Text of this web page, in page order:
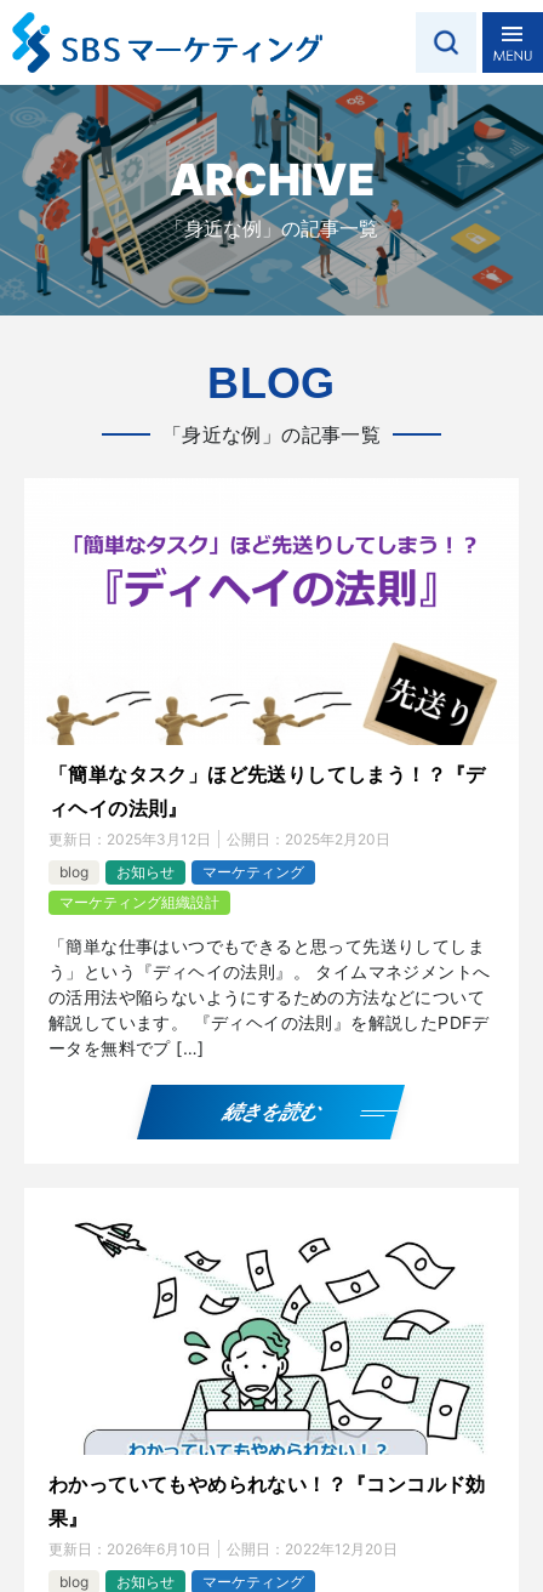
ARCHIVE
「身近な例」の記事一覧
BLOG
「身近な例」の記事一覧
「簡単なタスク」ほど先送りしてしまう！？『デ
ィヘイの法則』
更新日： 2025年3月12日 公開日： 2025年2月20日
blog
お知らせ
マーケティング
マーケティング組織設計
「簡単な仕事はいつでもできると思って先送りしてしま
う」という『ディヘイの法則』。 タイムマネジメントへ
の活用法や陥らないようにするための方法などについて
解説しています。 『ディヘイの法則』を解説したPDFデ
ータを無料でプ […]
続きを読む
わかっていてもやめられない！？『コンコルド効
果』
更新日： 2026年6月10日 公開日： 2022年12月20日
blog
お知らせ マーケティング